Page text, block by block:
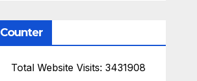
Counter
Total Website Visits: 3431908